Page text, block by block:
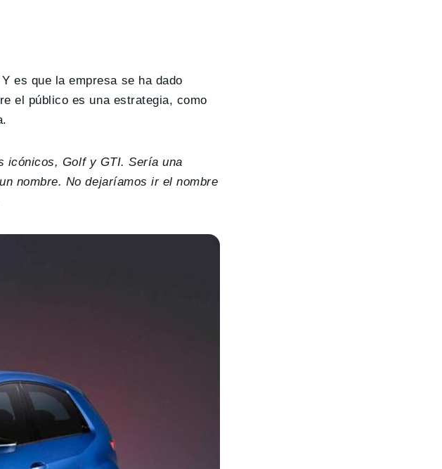
es que la empresa se ha dado
el público es una estrategia, como
icónicos, Golf y GTI. Sería una
nombre. No dejaríamos ir el nombre